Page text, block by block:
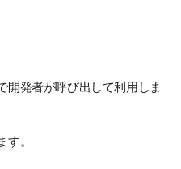
開発者が呼び出して利用しま
。